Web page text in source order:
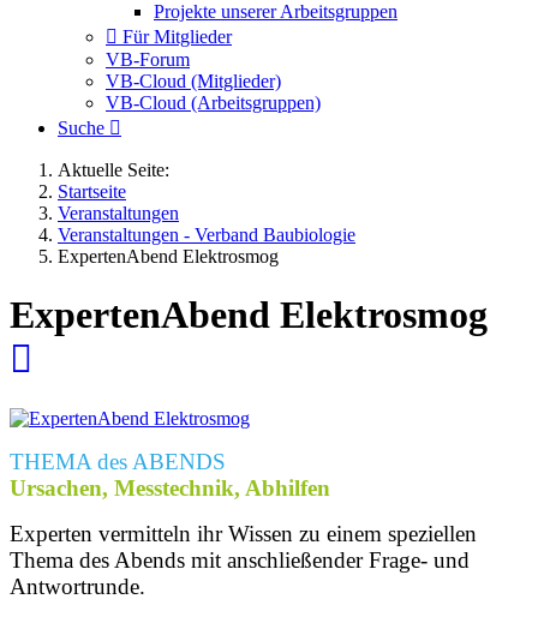
Projekte unserer Arbeitsgruppen
Für Mitglieder
VB-Forum
VB-Cloud (Mitglieder)
VB-Cloud (Arbeitsgruppen)
Suche
Aktuelle Seite:
Startseite
Veranstaltungen
Veranstaltungen - Verband Baubiologie
ExpertenAbend Elektrosmog
ExpertenAbend Elektrosmog
THEMA des ABENDS
Ursachen, Messtechnik, Abhilfen
Experten vermitteln ihr Wissen zu einem speziellen
Thema des Abends mit anschließender Frage- und
Antwortrunde.